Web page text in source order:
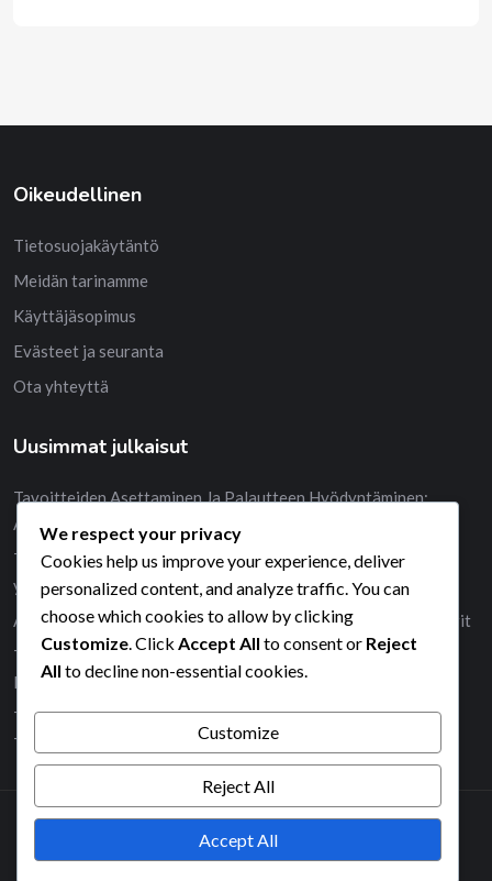
Oikeudellinen
Tietosuojakäytäntö
Meidän tarinamme
Käyttäjäsopimus
Evästeet ja seuranta
Ota yhteyttä
Uusimmat julkaisut
Tavoitteiden Asettaminen Ja Palautteen Hyödyntäminen:
Arviointi, Kehitys, Oppiminen
Tavoitteiden Arviointi: Seuranta, Mittarit, Onnistuminen
yrittäjille
Ajankäytön Analyysi Yrittäjille: Arviointi, Parannukset, Mittarit
Tasapaino Ja Työelämän Haasteet Yrittäjille: Ongelmat,
Ratkaisut, Sopeutuminen
Tavoitteiden Asettaminen Ja Tehokkuus: Tuottavuus,
Työskentelytavat, Työkalut yrittäjille
2026© All right reserved by Radiustheme
We respect your privacy
Cookies help us improve your experience, deliver
personalized content, and analyze traffic. You can
choose which cookies to allow by clicking
Customize . Click Accept All to consent or Reject
All to decline non-essential cookies.
Customize
Reject All
Accept All